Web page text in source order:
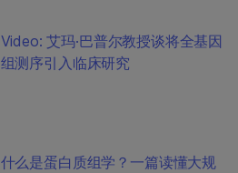
Video: 艾玛·巴普尔教授谈将全基因
组测序引入临床研究
什么是蛋白质组学？一篇读懂大规